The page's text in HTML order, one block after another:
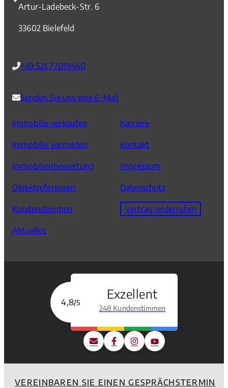
Artur-Ladebeck-Str. 6
33602 Bielefeld
+49 521 77019440
Senden Sie uns eine E-Mail
Immobilie verkaufen
Immobilie vermieten
Immobilienbewertung
Objektreferenzen
Kundenstimmen
Aktuelles
Karriere
Kontakt
Impressum
Datenschutz
Vertrag widerrufen
4,8/5
Exzellent
248 Kundenstimmen
VEREINBAREN SIE EINEN GESPRÄCHSTERMIN